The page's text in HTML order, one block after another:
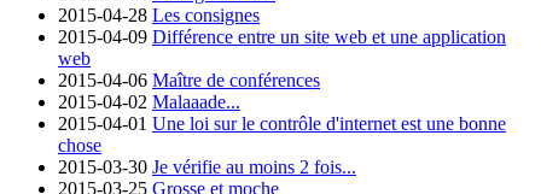
2015-04-28 Les consignes
2015-04-09 Différence entre un site web et une application
web
2015-04-06 Maître de conférences
2015-04-02 Malaaade...
2015-04-01 Une loi sur le contrôle d'internet est une bonne
chose
2015-03-30 Je vérifie au moins 2 fois...
2015-03-25 Grosse et moche